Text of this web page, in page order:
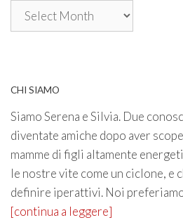
Archivio
CHI SIAMO
Siamo Serena e Silvia. Due
diventate amiche dopo aver
mamme di figli altamente
le nostre vite come un ciclone, e
definire iperattivi. Noi
[continua a leggere]